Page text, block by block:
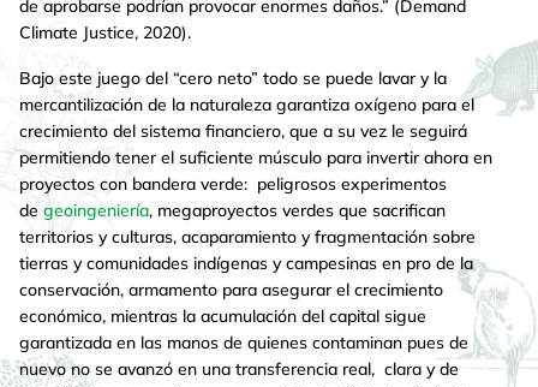
de aprobarse podrían provocar enormes daños.” (Demand
Climate Justice, 2020).
Bajo este juego del “cero neto” todo se puede lavar y la
mercantilización de la naturaleza garantiza oxígeno para el
crecimiento del sistema financiero, que a su vez le seguirá
permitiendo tener el suficiente músculo para invertir ahora en
proyectos con bandera verde: peligrosos experimentos
de geoingeniería, megaproyectos verdes que sacrifican
territorios y culturas, acaparamiento y fragmentación sobre
tierras y comunidades indígenas y campesinas en pro de la
conservación, armamento para asegurar el crecimiento
económico, mientras la acumulación del capital sigue
garantizada en las manos de quienes contaminan pues de
nuevo no se avanzó en una transferencia real, clara y de